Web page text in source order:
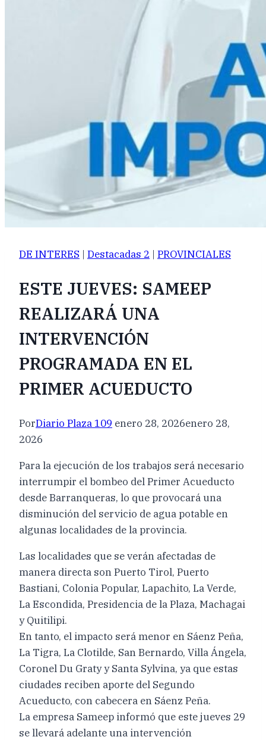
DE INTERES | Destacadas 2 | PROVINCIALES
ESTE JUEVES: SAMEEP
REALIZARÁ UNA
INTERVENCIÓN
PROGRAMADA EN EL
PRIMER ACUEDUCTO
PorDiario Plaza 109 enero 28, 2026enero 28,
2026
Para la ejecución de los trabajos será necesario
interrumpir el bombeo del Primer Acueducto
desde Barranqueras, lo que provocará una
disminución del servicio de agua potable en
algunas localidades de la provincia.
Las localidades que se verán afectadas de
manera directa son Puerto Tirol, Puerto
Bastiani, Colonia Popular, Lapachito, La Verde,
La Escondida, Presidencia de la Plaza, Machagai
y Quitilipi.
En tanto, el impacto será menor en Sáenz Peña,
La Tigra, La Clotilde, San Bernardo, Villa Ángela,
Coronel Du Graty y Santa Sylvina, ya que estas
ciudades reciben aporte del Segundo
Acueducto, con cabecera en Sáenz Peña.
La empresa Sameep informó que este jueves 29
se llevará adelante una intervención